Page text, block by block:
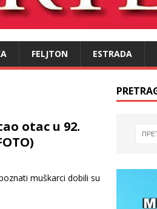
FELJTON ESTRADA
otac u 92.
muškarci dobili su